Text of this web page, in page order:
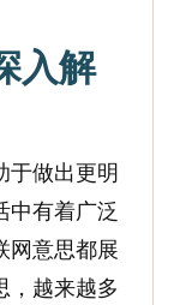
入解
于做出更明
中有着广泛
网意思都展
，越来越多